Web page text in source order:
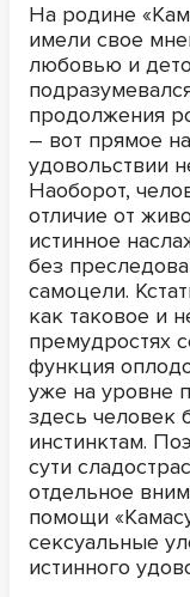
На родине
имели свое
любовью и
продолжения
– вот прямое
удовольствии
Наоборот,
отличие от
истинное
без
самоцели.
как таковое и
премудростях
функция
уже на уровне
здесь человек
инстинктам.
сути
отдельное
помощи
сексуальные
истинного